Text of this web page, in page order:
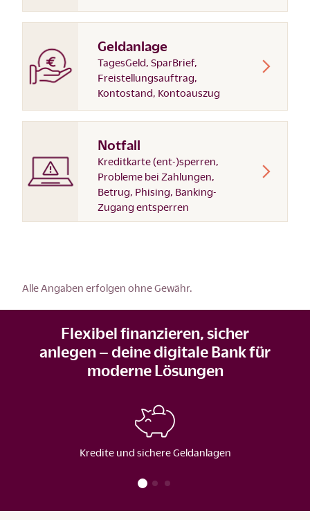
Geldanlage
TagesGeld, SparBrief,
Freistellungsauftrag,
Kontostand, Kontoauszug
Notfall
Kreditkarte (ent-)sperren,
Probleme bei Zahlungen,
Betrug, Phising, Banking-
Zugang entsperren
Alle Angaben erfolgen ohne Gewähr.
Flexibel finanzieren, sicher
anlegen – deine digitale Bank für
moderne Lösungen
Kredite und sichere Geldanlagen